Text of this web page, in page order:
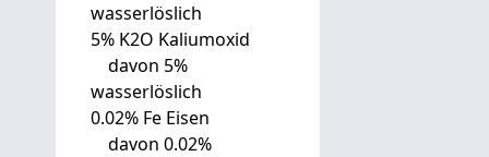
wasserlöslich
5% K2O Kaliumoxid
davon 5%
wasserlöslich
0.02% Fe Eisen
davon 0.02%